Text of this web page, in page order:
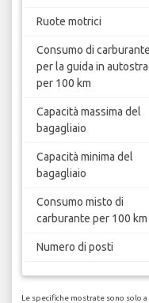
Ruote motrici
Consumo di carburante
per la guida in
per 100 km
Capacità massima del
bagagliaio
Capacità minima del
bagagliaio
Consumo misto di
carburante per 100 km
Numero di posti
Le specifiche mostrate sono solo